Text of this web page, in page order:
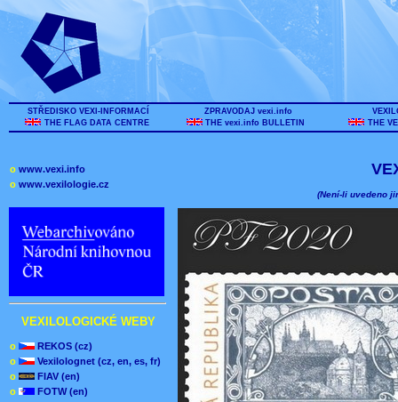
STŘEDISKO VEXI-INFORMACÍ
THE FLAG DATA CENTRE
ZPRAVODAJ vexi.info
THE vexi.info BULLETIN
THE
o www.vexi.info
o www.vexilologie.cz
VEXILOLOGICKÉ WEBY
o
REKOS (cz)
o
Vexilolognet (cz, en, es, fr)
o
FIAV (en)
o
FOTW (en)
(Není-li uvedeno